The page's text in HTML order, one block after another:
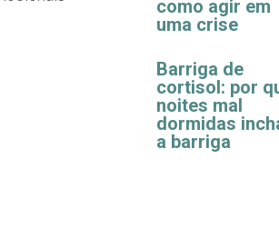
como agir em
uma crise
Barriga de
cortisol: por
noites mal
dormidas
a barriga